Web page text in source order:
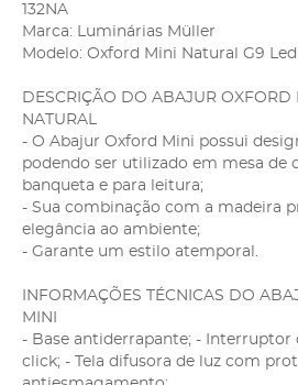
132NA
Marca: Luminárias Müller
Modelo: Oxford Mini Natural G9 Led
DESCRIÇÃO DO ABAJUR OXFORD
NATURAL
- O Abajur Oxford Mini possui
podendo ser utilizado em mesa de
banqueta e para leitura;
- Sua combinação com a madeira
elegância ao ambiente;
- Garante um estilo atemporal.
INFORMAÇÕES TÉCNICAS DO
MINI
- Base antiderrapante; -
click; - Tela difusora de luz com